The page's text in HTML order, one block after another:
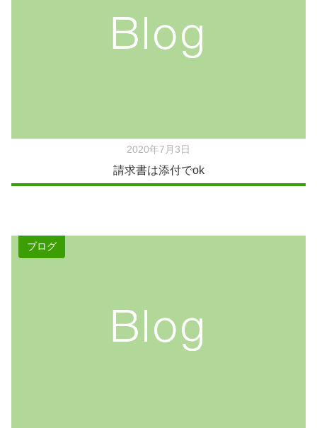
2020年7月3日
請求書は添付でok
ブログ